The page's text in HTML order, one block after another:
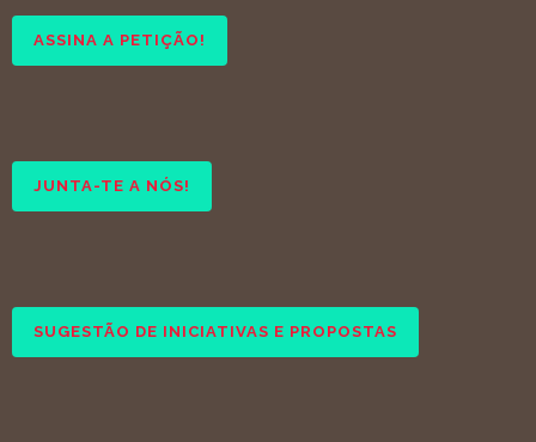
ASSINA A PETIÇÃO!
JUNTA-TE A NÓS!
SUGESTÃO DE INICIATIVAS E PROPOSTAS